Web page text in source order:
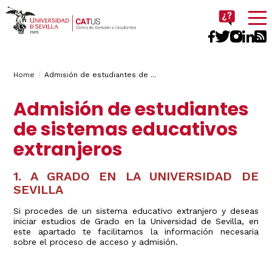
Imagen
Breadcrumbs
You
here:
Home Admisión de estudiantes de ...
Admisión de estudiantes
de sistemas educativos
extranjeros
1. A GRADO EN LA UNIVERSIDAD DE
SEVILLA
Si procedes de un sistema educativo extranjero y deseas
iniciar estudios de Grado en la Universidad de Sevilla, en
este apartado te facilitamos la información necesaria
sobre el proceso de acceso y admisión.